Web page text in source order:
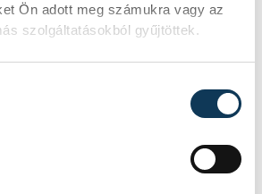
Ön adott meg számukra vagy az
szolgáltatásokból gyűjtöttek.